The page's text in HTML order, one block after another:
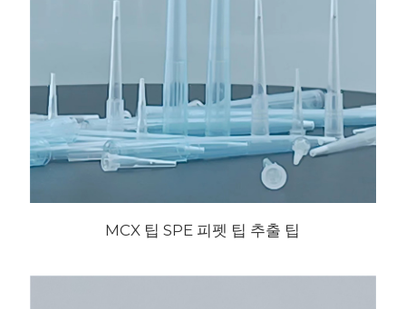
MCX 팁 SPE 피펫 팁 추출 팁